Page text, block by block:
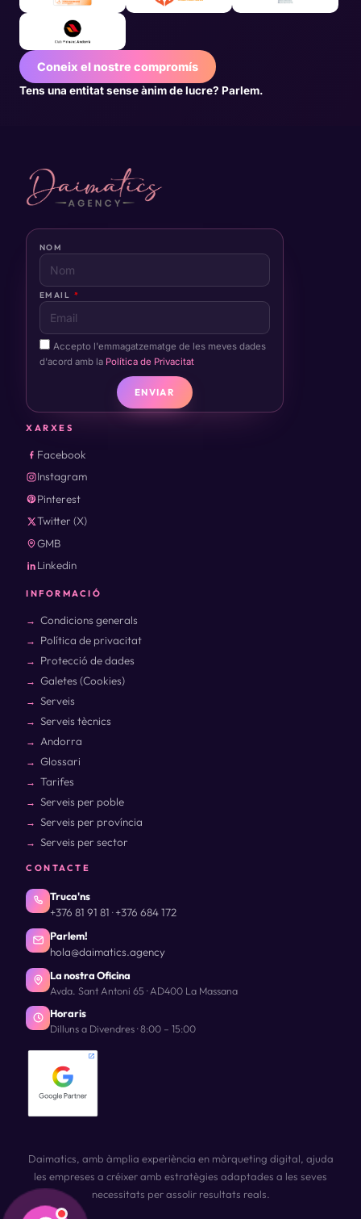
Coneix el nostre compromís
Tens una entitat sense ànim de lucre? Parlem.
NOM
EMAIL
Accepto l'emmagatzematge de les meves dades
d'acord amb la Política de Privacitat
ENVIAR
XARXES
Facebook
Instagram
Pinterest
Twitter (X)
GMB
Linkedin
INFORMACIÓ
Condicions generals
Política de privacitat
Protecció de dades
Galetes (Cookies)
Serveis
Serveis tècnics
Andorra
Glossari
Tarifes
Serveis per poble
Serveis per província
Serveis per sector
CONTACTE
Truca'ns
+376 81 91 81 ·+376 684 172
Parlem!
hola@daimatics.agency
La nostra Oficina
Avda. Sant Antoni 65 · AD400 La Massana
Horaris
Dilluns a Divendres · 8:00 – 15:00
Daimatics, amb àmplia experiència en màrqueting digital, ajuda
les empreses a créixer amb estratègies adaptades a les seves
necessitats per assolir resultats reals.